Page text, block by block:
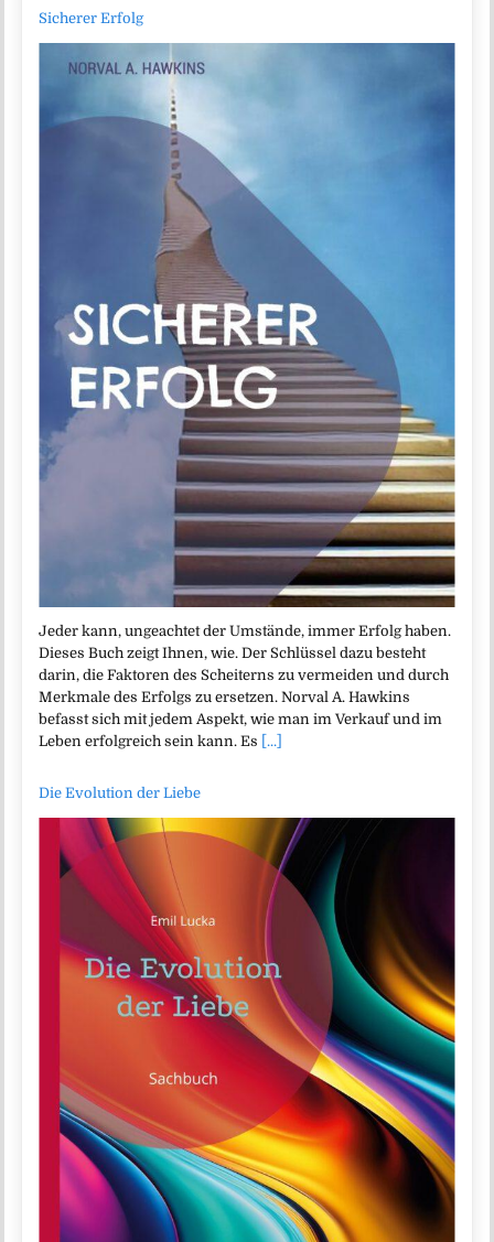
Sicherer Erfolg
Jeder kann, ungeachtet der Umstände, immer Erfolg haben.
Dieses Buch zeigt Ihnen, wie. Der Schlüssel dazu besteht
darin, die Faktoren des Scheiterns zu vermeiden und durch
Merkmale des Erfolgs zu ersetzen. Norval A. Hawkins
befasst sich mit jedem Aspekt, wie man im Verkauf und im
Leben erfolgreich sein kann. Es [...]
Die Evolution der Liebe